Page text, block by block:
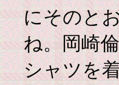
にそのと
ね。岡崎
シャツを